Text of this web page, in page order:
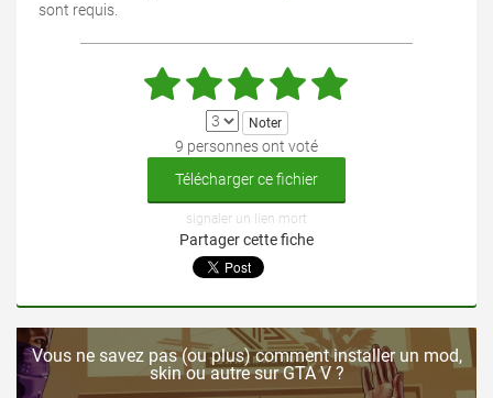
sont requis.
9 personnes ont voté
Télécharger ce fichier
signaler un lien mort
Partager cette fiche
Vous ne savez pas (ou plus) comment installer un mod,
skin ou autre sur GTA V ?